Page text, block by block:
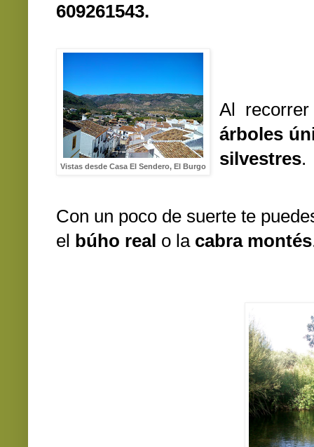
609261543.
Vistas desde Casa El Sendero, El Burgo
Al
árboles
silvestres.
Con un poco de suerte te
el
búho real o la cabra montés